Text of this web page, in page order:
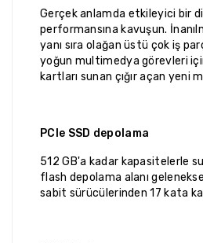
Gerçek anlamda etkileyici bir
performansına kavuşun.
yanı sıra olağan üstü çok iş
yoğun multimedya görevleri
kartları sunan çığır açan yeni
PCIe SSD depolama
512 GB'a kadar kapasitelerle
flash depolama alanı
sabit sürücülerinden 17 kata